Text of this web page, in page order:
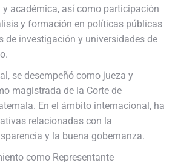
académica, así como participación
y formación en políticas públicas
de investigación y universidades de
se desempeñó como jueza y
magistrada de la Corte de
En el ámbito internacional, ha
relacionadas con la
y la buena gobernanza.
como Representante